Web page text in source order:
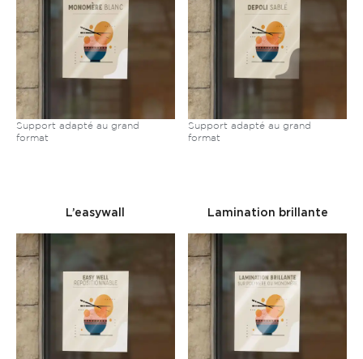
Support adapté au grand
format
Support adapté au grand
format
L’easywall Lamination brillante